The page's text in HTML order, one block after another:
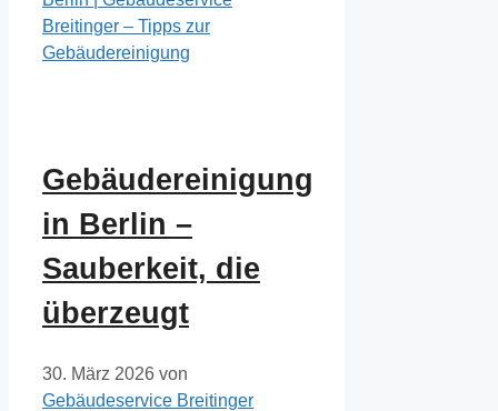
Breitinger – Tipps zur
Gebäudereinigung
Gebäudereinigung
in Berlin –
Sauberkeit, die
überzeugt
30. März 2026 von
Gebäudeservice Breitinger